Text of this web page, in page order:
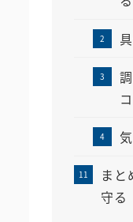
まと
守る